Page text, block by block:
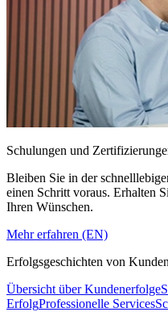
Schulungen und
Bleiben Sie in der
einen Schritt voraus. Erhalten
Ihren Wünschen.
Mehr erfahren (EN)
Erfolgsgeschichten von Kunden
Übersicht über Kundenerfolge
ErfolgProfessionelle Services